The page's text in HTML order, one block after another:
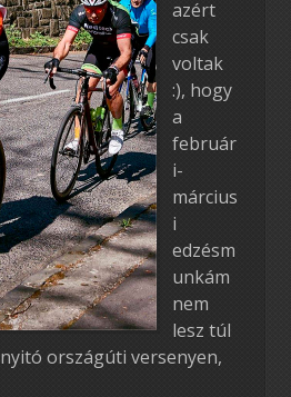
azért
csak
voltak
:), hogy
a
február
i-
március
i
edzésm
unkám
nem
lesz túl
országúti versenyen,